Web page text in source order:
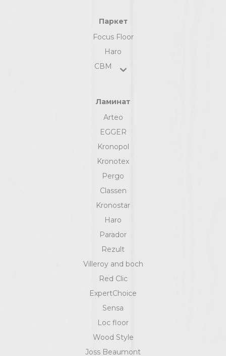
Паркет
Focus Floor
Haro
СВМ
Ламинат
Arteo
EGGER
Kronopol
Kronotex
Pergo
Classen
Kronostar
Haro
Parador
Rezult
Villeroy and boch
Red Clic
ExpertChoice
Sensa
Loc floor
Wood Style
Joss Beaumont